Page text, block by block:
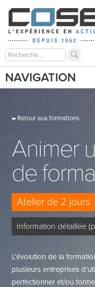
NAVIGATION
Retour aux formations
Animer
de
Atelier de 2 jours
Information détaillée
L’évolution de la
plusieurs entreprises
perfectionner et/ou